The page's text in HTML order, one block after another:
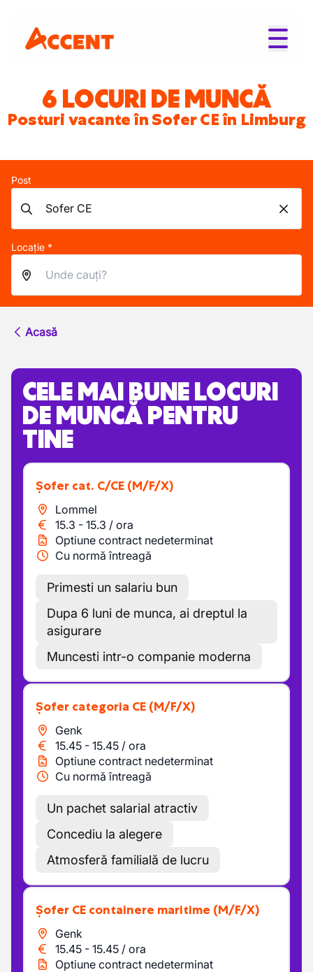
6 LOCURI DE MUNCĂ
Posturi vacante în Sofer CE în Limburg
Post
Locație *
Acasă
CELE MAI BUNE LOCURI
DE MUNCĂ PENTRU
TINE
Șofer cat. C/CE (M/F/X)
Lommel
15.3 - 15.3 / ora
Optiune contract nedeterminat
Cu normă întreagă
Primesti un salariu bun
Dupa 6 luni de munca, ai dreptul la
asigurare
Muncesti intr-o companie moderna
Șofer categoria CE (M/F/X)
Genk
15.45 - 15.45 / ora
Optiune contract nedeterminat
Cu normă întreagă
Un pachet salarial atractiv
Concediu la alegere
Atmosferă familială de lucru
Șofer CE containere maritime (M/F/X)
Genk
15.45 - 15.45 / ora
Optiune contract nedeterminat